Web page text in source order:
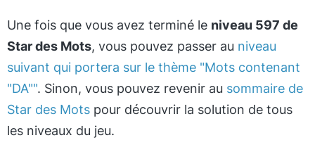
Une fois que vous avez terminé le niveau 597 de
Star des Mots, vous pouvez passer au niveau
suivant qui portera sur le thème "Mots contenant
"DA"". Sinon, vous pouvez revenir au sommaire de
Star des Mots pour découvrir la solution de tous
les niveaux du jeu.